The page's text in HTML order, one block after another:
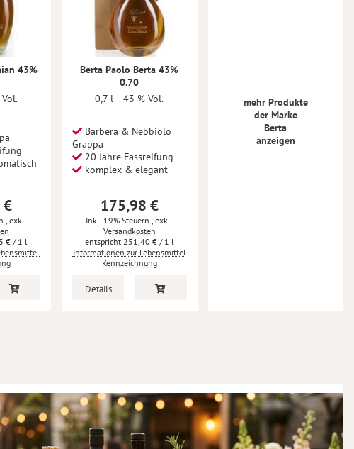
43%
€
, exkl.
€/ 1 l
Berta Paolo Berta 43%
0.70
0,7 l
43 % Vol.
Barbera & Nebbiolo
Grappa
20 Jahre Fassreifung
komplex & elegant
175,98 €
Inkl. 19% Steuern, exkl.
Versandkosten
251,40 €/ 1 l
Informationen zur Lebensmittel
Kennzeichnung
Details
mehr Produkte
der Marke
Berta
anzeigen